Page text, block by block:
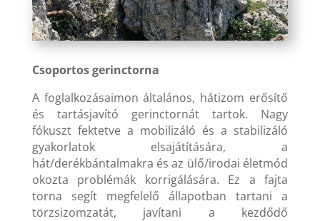
Csoportos gerinctorna
A foglalkozásaimon általános, hátizom erősítő
és tartásjavító gerinctornát tartok. Nagy
fókuszt fektetve a mobilizáló és a stabilizáló
gyakorlatok elsajátítására, a
hát/derékbántalmakra és az ülő/irodai életmód
okozta problémák korrigálására. Ez a fajta
torna segít megfelelő állapotban tartani a
törzsizomzatát, javítani a kezdődő